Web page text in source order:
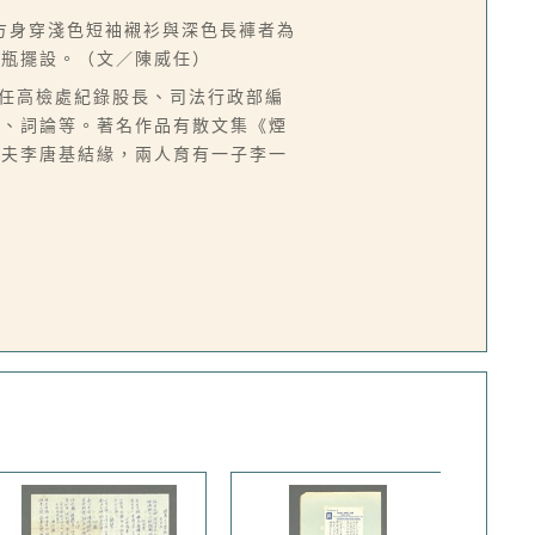
穿淺色短袖襯衫與深色長褲者為
擺設。（文／陳威任）
高檢處紀錄股長、司法行政部編
詞論等。著名作品有散文集《煙
李唐基結緣，兩人育有一子李一